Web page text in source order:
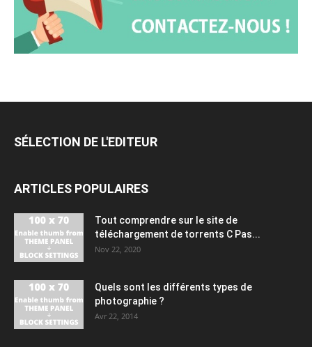
SÉLECTION DE L'EDITEUR
ARTICLES POPULAIRES
Tout comprendre sur le site de
téléchargement de torrents C Pas...
Nov 22, 2020
Quels sont les différents types de
photographie ?
Avr 22, 2014